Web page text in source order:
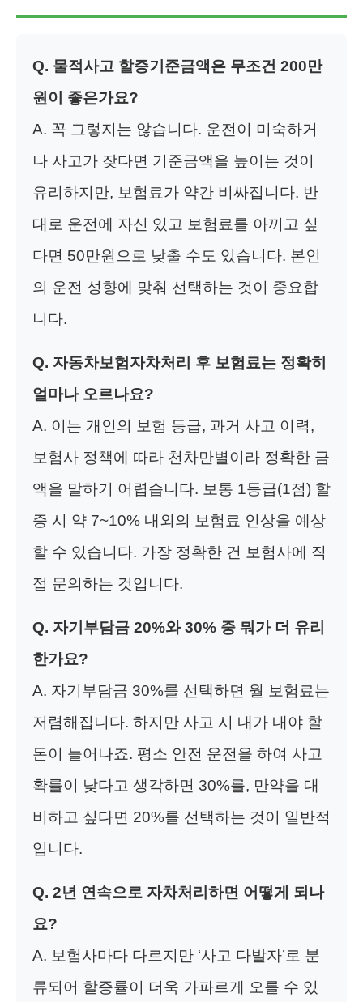
Q. 물적사고 할증기준금액은 무조건 200만
원이 좋은가요?
A. 꼭 그렇지는 않습니다. 운전이 미숙하거
나 사고가 잦다면 기준금액을 높이는 것이
유리하지만, 보험료가 약간 비싸집니다. 반
대로 운전에 자신 있고 보험료를 아끼고 싶
다면 50만원으로 낮출 수도 있습니다. 본인
의 운전 성향에 맞춰 선택하는 것이 중요합
니다.
Q. 자동차보험자차처리 후 보험료는 정확히
얼마나 오르나요?
A. 이는 개인의 보험 등급, 과거 사고 이력,
보험사 정책에 따라 천차만별이라 정확한 금
액을 말하기 어렵습니다. 보통 1등급(1점) 할
증 시 약 7~10% 내외의 보험료 인상을 예상
할 수 있습니다. 가장 정확한 건 보험사에 직
접 문의하는 것입니다.
Q. 자기부담금 20%와 30% 중 뭐가 더 유리
한가요?
A. 자기부담금 30%를 선택하면 월 보험료는
저렴해집니다. 하지만 사고 시 내가 내야 할
돈이 늘어나죠. 평소 안전 운전을 하여 사고
확률이 낮다고 생각하면 30%를, 만약을 대
비하고 싶다면 20%를 선택하는 것이 일반적
입니다.
Q. 2년 연속으로 자차처리하면 어떻게 되나
요?
A. 보험사마다 다르지만 ‘사고 다발자’로 분
류되어 할증률이 더욱 가파르게 오를 수 있